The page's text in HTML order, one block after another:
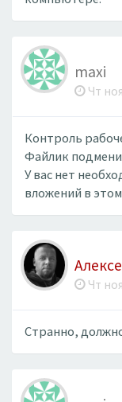
maxi
Чт
Контроль
Файлик
У вас нет
вложений в
Чт
Странно,